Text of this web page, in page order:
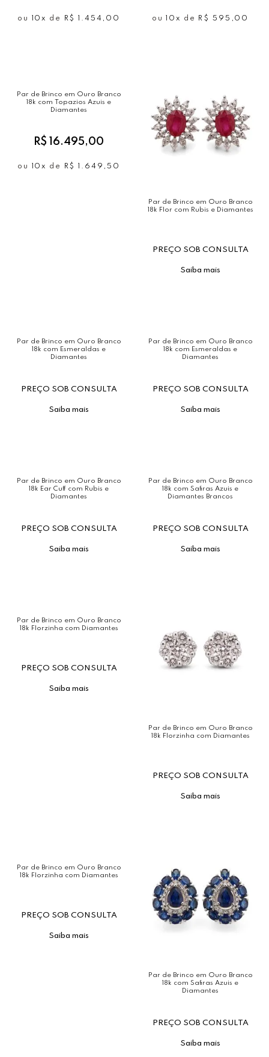
ou 10x de R$ 1.454,00 ou 10x de R$ 595,00
Par de Brinco em Ouro Branco
18k com Topazios Azuis e
Diamantes
R$ 16.495,00
ou 10x de R$ 1.649,50
Par de Brinco em Ouro Branco
18k Flor com Rubis e Diamantes
PREÇO SOB CONSULTA
Saiba mais
Par de Brinco em Ouro Branco
18k com Esmeraldas e
Diamantes
PREÇO SOB CONSULTA
Saiba mais
Par de Brinco em Ouro Branco
18k com Esmeraldas e
Diamantes
PREÇO SOB CONSULTA
Saiba mais
Par de Brinco em Ouro Branco
18k Ear Cuff com Rubis e
Diamantes
PREÇO SOB CONSULTA
Saiba mais
Par de Brinco em Ouro Branco
18k com Safiras Azuis e
Diamantes Brancos
PREÇO SOB CONSULTA
Saiba mais
Par de Brinco em Ouro Branco
18k Florzinha com Diamantes
PREÇO SOB CONSULTA
Saiba mais
Par de Brinco em Ouro Branco
18k Florzinha com Diamantes
PREÇO SOB CONSULTA
Saiba mais
Par de Brinco em Ouro Branco
18k Florzinha com Diamantes
PREÇO SOB CONSULTA
Saiba mais
Par de Brinco em Ouro Branco
18k com Safiras Azuis e
Diamantes
PREÇO SOB CONSULTA
Saiba mais